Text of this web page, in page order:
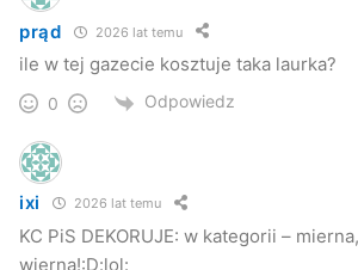
prąd 2026 lat temu
ile w tej gazecie kosztuje taka laurka?
0 Odpowiedz
ixi 2026 lat temu
KC PiS DEKORUJE: w kategorii –
wierna!:D:lol: